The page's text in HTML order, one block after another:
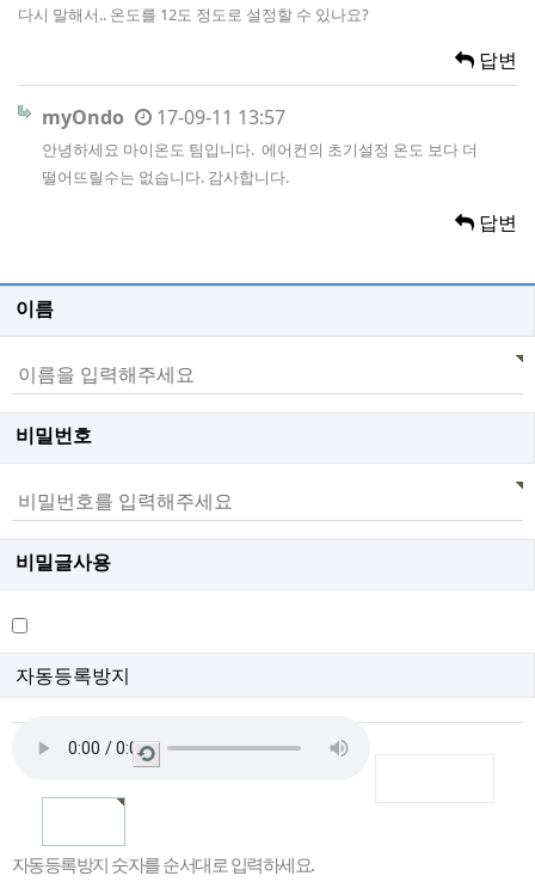
다시 말해서.. 온도를 12도 정도로 설정할 수 있나요?
답변
myOndo 17-09-11 13:57
안녕하세요 마이온도 팀입니다. 에어컨의 초기설정 온도 보다 더
떨어뜨릴수는 없습니다. 감사합니다.
답변
이름
비밀번호
비밀글사용
자동등록방지
새
자동등록방지 숫자를 순서대로 입력하세요.